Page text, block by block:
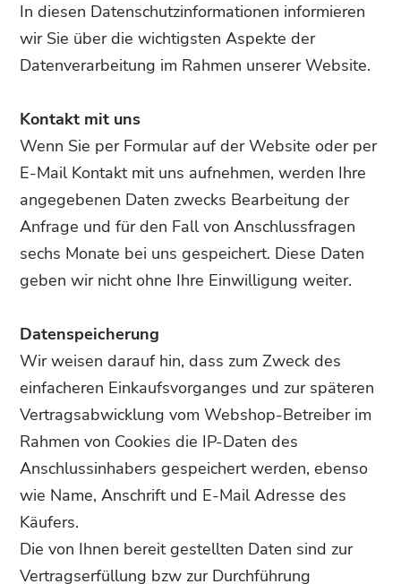
In diesen Datenschutzinformationen informieren
wir Sie über die wichtigsten Aspekte der
Datenverarbeitung im Rahmen unserer Website.
Kontakt mit uns
Wenn Sie per Formular auf der Website oder per
E-Mail Kontakt mit uns aufnehmen, werden Ihre
angegebenen Daten zwecks Bearbeitung der
Anfrage und für den Fall von Anschlussfragen
sechs Monate bei uns gespeichert. Diese Daten
geben wir nicht ohne Ihre Einwilligung weiter.
Datenspeicherung
Wir weisen darauf hin, dass zum Zweck des
einfacheren Einkaufsvorganges und zur späteren
Vertragsabwicklung vom Webshop-Betreiber im
Rahmen von Cookies die IP-Daten des
Anschlussinhabers gespeichert werden, ebenso
wie Name, Anschrift und E-Mail Adresse des
Käufers.
Die von Ihnen bereit gestellten Daten sind zur
Vertragserfüllung bzw zur Durchführung